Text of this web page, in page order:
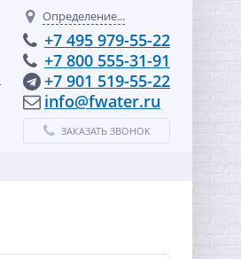
Определение...
+7 495 979-55-22
+7 800 555-31-91
+7 901 519-55-22
info@fwater.ru
ЗАКАЗАТЬ ЗВОНОК